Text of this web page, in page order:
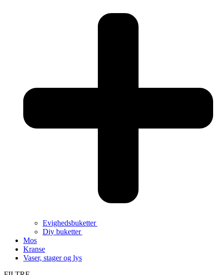
Evighedsbuketter
Diy buketter
Mos
Kranse
Vaser, stager og lys